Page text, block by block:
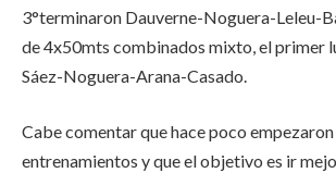
3°terminaron Dauverne-Noguera-Leleu-
de 4x50mts combinados mixto, el primer
Sáez-Noguera-Arana-Casado.
Cabe comentar que hace poco empezaron
entrenamientos y que el objetivo es ir